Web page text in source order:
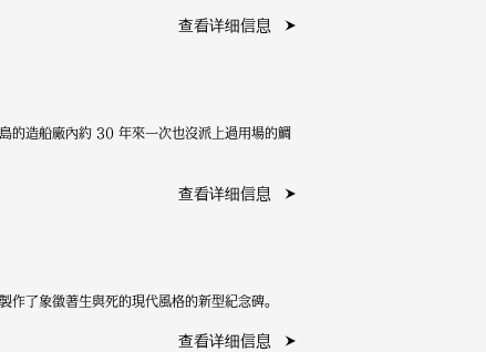
查看详细信息
的造船廠內約 30 年來一次也沒派上過用場的鯛
查看详细信息
了象徵著生與死的現代風格的新型紀念碑。
查看详细信息